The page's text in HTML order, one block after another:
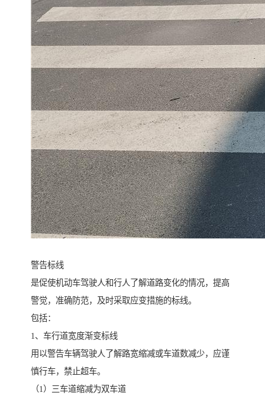
警告标线
是促使机动车驾驶人和行人了解道路变化的情况，提高
警觉，准确防范，及时采取应变措施的标线。
包括：
1、车行道宽度渐变标线
用以警告车辆驾驶人了解路宽缩减或车道数减少，应谨
慎行车，禁止超车。
（1）三车道缩减为双车道